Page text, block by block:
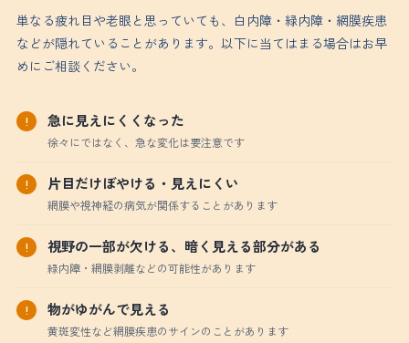
単なる疲れ目や老眼と思っていても、白内障・緑内障・網膜疾患
などが隠れていることがあります。以下に当てはまる場合はお早
めにご相談ください。
急に見えにくくなった
徐々にではなく、急な変化は要注意です
片目だけぼやける・見えにくい
網膜や視神経の病気が関係することがあります
視野の一部が欠ける、暗く見える部分がある
緑内障・網膜剥離などの可能性があります
物がゆがんで見える
黄斑変性など網膜疾患のサインのことがあります